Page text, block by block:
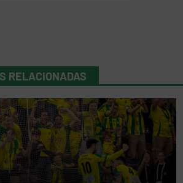
RELACIONADAS